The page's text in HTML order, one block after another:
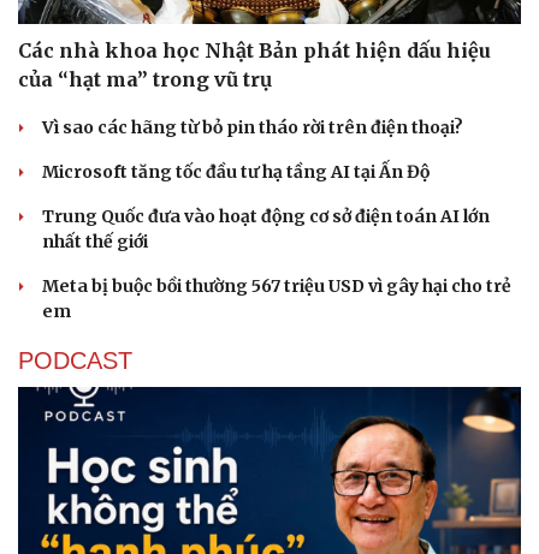
Dinh dưỡng - món ngon
Cây thuốc
Sản phụ khoa
Nhi khoa
Nam khoa
Phòng mạch online
Nhà đẹp
Blog
Các nhà khoa học Nhật Bản phát hiện dấu hiệu
của “hạt ma” trong vũ trụ
Vì sao các hãng từ bỏ pin tháo rời trên điện thoại?
Microsoft tăng tốc đầu tư hạ tầng AI tại Ấn Độ
Trung Quốc đưa vào hoạt động cơ sở điện toán AI lớn
nhất thế giới
Meta bị buộc bồi thường 567 triệu USD vì gây hại cho trẻ
em
PODCAST